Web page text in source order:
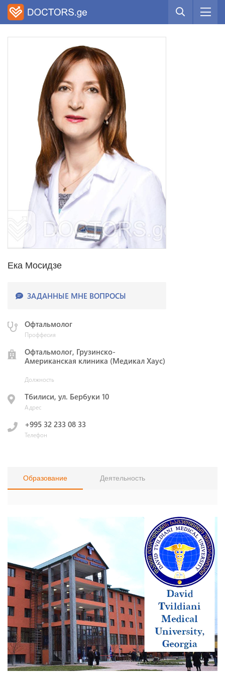
Ека Мосидзе
ЗАДАННЫЕ МНЕ ВОПРОСЫ
Офтальмолог
Проффесия
Офтальмолог, Грузинско-
Американская клиника (Медикал Хаус)
Должность
Тбилиси, ул. Бербуки 10
Адрес
+995 32 233 08 33
Телефон
Образование Деятельность